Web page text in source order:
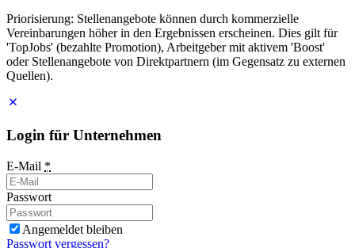
Priorisierung: Stellenangebote können durch kommerzielle
Vereinbarungen höher in den Ergebnissen erscheinen. Dies gilt für
'TopJobs' (bezahlte Promotion), Arbeitgeber mit aktivem 'Boost'
oder Stellenangebote von Direktpartnern (im Gegensatz zu externen
Quellen).
Login für Unternehmen
E-Mail *
Passwort
Angemeldet bleiben
Passwort vergessen?